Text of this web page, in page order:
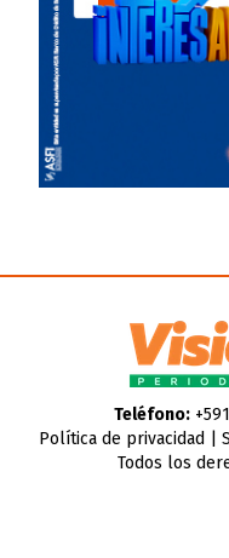
Teléfono:
Política de privacidad
Todos los